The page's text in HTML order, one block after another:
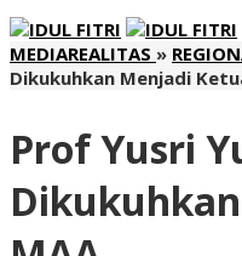
MEDIAREALITAS »
Dikukuhkan Menjadi
Prof Yusri